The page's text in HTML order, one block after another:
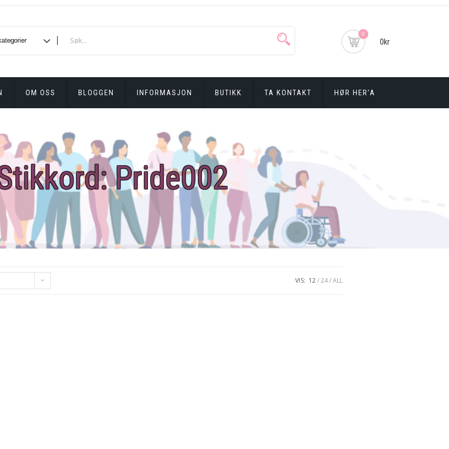
0
0kr
OM OSS BLOGGEN INFORMASJON BUTIKK TA KONTAKT HØR HER’A
Pride002
VIS: 12 24 ALL